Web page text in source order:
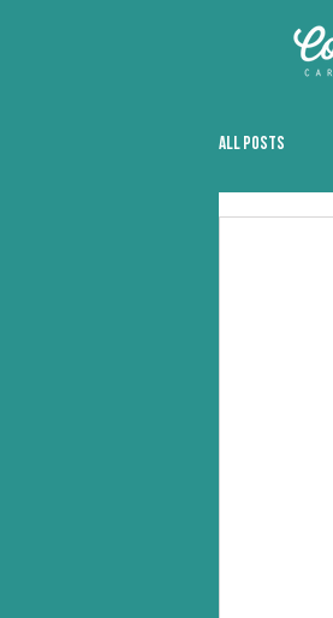
All Posts